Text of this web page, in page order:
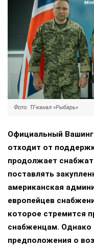
Фото: ТГ-канал «Рыбарь»
Официальный
отходит от
продолжает
поставлять
американская
европейцев
которое стремится
снабженцам. Однако
предположения о